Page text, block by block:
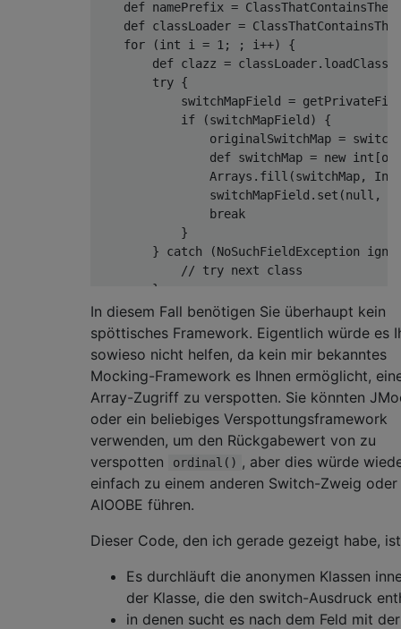
def namePrefix =
def classLoader =
for
(int i = 1 ; ; i++)
{
        def clazz = classLoader.loadClass(
try {
switchMapField =
if (switchMapField) {
originalSwitchMap =
                def switchMap =
new int
Arrays.fill(switchMap,
                switchMapField.set(
null ,
break
            }
        }
catch (NoSuchFieldException
// try next class
        }
    }
when:
    testee.triggerSwitchExpression()
then:
    AssertionError ae = thrown()
    ae.message ==
"Unhandled switch case
cleanup:
In diesem Fall benötigen Sie überhaupt kein
spöttisches Framework. Eigentlich würde es
sowieso nicht helfen, da kein mir bekanntes
Mocking-Framework es Ihnen ermöglicht,
Array-Zugriff zu verspotten. Sie könnten
oder ein beliebiges Verspottungsframework
verwenden, um den Rückgabewert von zu
verspotten
ordinal() , aber dies würde
einfach zu einem anderen Switch-Zweig oder
AIOOBE führen.
Dieser Code, den ich gerade gezeigt habe,
Es durchläuft die anonymen Klassen
der Klasse, die den switch-Ausdruck
in denen sucht es nach dem Feld mit der